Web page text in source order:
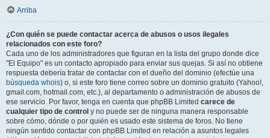
Arriba
¿Con quién se puede contactar acerca de abusos o usos ilegales
relacionados con este foro?
Cada uno de los administradores que figuran en la lista del grupo donde dice
"El Equipo" es un contacto apropiado para enviar sus quejas. Si así no obtiene
respuesta debería tratar de contactar con el dueño del dominio (efectúe una
búsqueda whois) o, si este foro tiene correo sobre un dominio gratuito (Yahoo!,
gmail.com, hotmail.com, etc.), al departamento o administración de abusos de
ese servicio. Por favor, tenga en cuenta que phpBB Limited carece de
cualquier tipo de control y no puede ser de ninguna manera responsable
sobre cómo, dónde o por quién es usado este sistema de foros. No tiene
ningún sentido contactar con phpBB Limited en relación a asuntos legales